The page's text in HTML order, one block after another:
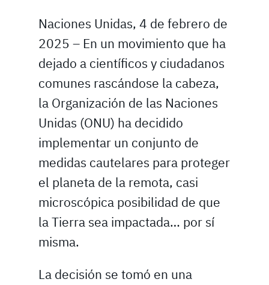
Naciones Unidas, 4 de febrero de
2025 – En un movimiento que ha
dejado a científicos y ciudadanos
comunes rascándose la cabeza,
la Organización de las Naciones
Unidas (ONU) ha decidido
implementar un conjunto de
medidas cautelares para proteger
el planeta de la remota, casi
microscópica posibilidad de que
la Tierra sea impactada… por sí
misma.
La decisión se tomó en una